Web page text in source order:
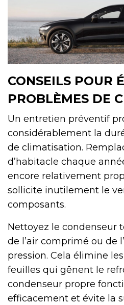
CONSEILS POUR
PROBLÈMES DE
Un entretien préventif
considérablement la
de climatisation.
d’habitacle chaque
encore relativement
sollicite inutilement le
composants.
Nettoyez le condenseur
de l’air comprimé ou de
pression. Cela élimine
feuilles qui gênent le
condenseur propre
efficacement et évite la